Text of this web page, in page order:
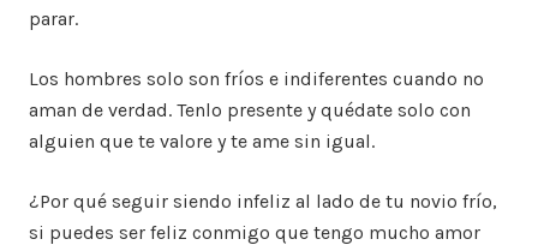
parar.
Los hombres solo son fríos e indiferentes cuando no
aman de verdad. Tenlo presente y quédate solo con
alguien que te valore y te ame sin igual.
¿Por qué seguir siendo infeliz al lado de tu novio frío,
si puedes ser feliz conmigo que tengo mucho amor